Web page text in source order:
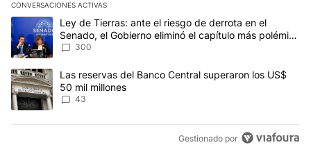
CONVERSACIONES ACTIVAS
Este listado muestra los artículos con más comentarios en los
Un artículo de tendencia con el título "Ley de Tierras: ante el
Ley de Tierras: ante el riesgo de derrota en el
Senado, el Gobierno eliminó el capítulo más polémico
del proyecto
300
Un artículo de tendencia con el título "Las reservas del Banco
Las reservas del Banco Central superaron los US$
50 mil millones
43
Gestionado por